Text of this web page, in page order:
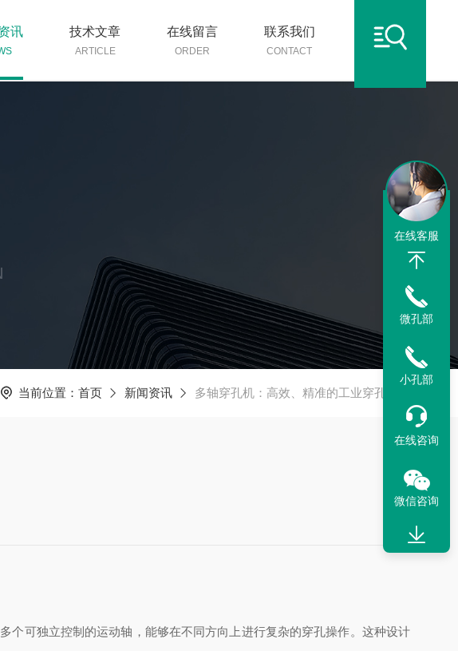
讯 技术文章
ARTICLE
在线留言
ORDER
联系我们
CONTACT
当前位置： 首页 新闻资讯 多轴穿孔机：高效、精准的工业穿孔利器
可独立控制的运动轴，能够在不同方向上进行复杂的穿孔操作。这种设计
在线客服
微孔部
小孔部
在线咨询
微信咨询